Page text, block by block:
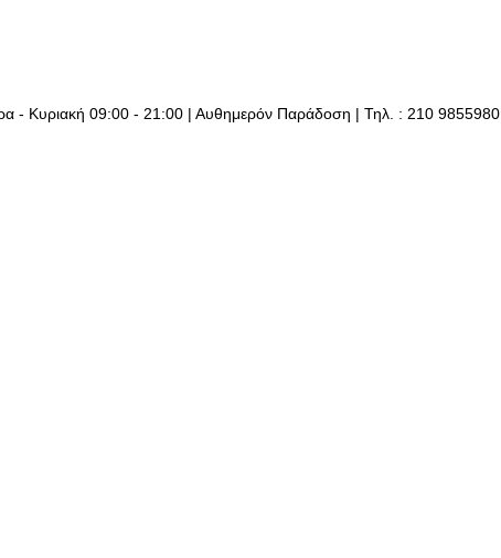
- Κυριακή 09:00 - 21:00 | Αυθημερόν Παράδοση | Τηλ. : 210 9855980